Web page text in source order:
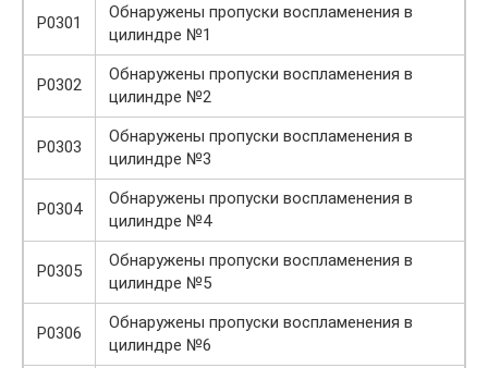
P0301
Обнаружены пропуски воспламенения в
цилиндре №1
P0302
Обнаружены пропуски воспламенения в
цилиндре №2
P0303
Обнаружены пропуски воспламенения в
цилиндре №3
P0304
Обнаружены пропуски воспламенения в
цилиндре №4
P0305
Обнаружены пропуски воспламенения в
цилиндре №5
P0306
Обнаружены пропуски воспламенения в
цилиндре №6